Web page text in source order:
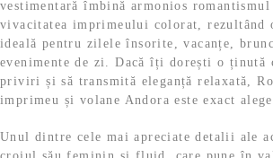
.
vestimentară îmbină armonios
vivacitatea imprimeului colorat, rezultând
ideală pentru zilele însorite, vacanțe,
evenimente de zi. Dacă îți dorești o ținută
priviri și să transmită eleganță relaxată,
imprimeu și volane Andora este exact
Unul dintre cele mai apreciate detalii ale